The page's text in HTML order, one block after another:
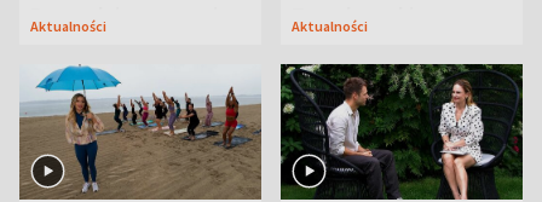
Przyrodnicy zwracają
Aktualności
Tarnobrzeskim
Aktualności